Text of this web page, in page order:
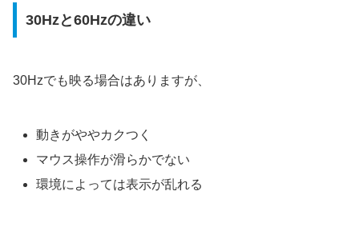
30Hzと60Hzの違い
30Hzでも映る場合はありますが、
動きがややカクつく
マウス操作が滑らかでない
環境によっては表示が乱れる